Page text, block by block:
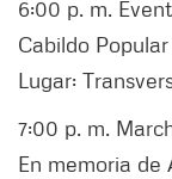
6:00 p. m.
Cabildo
Lugar:
7:00 p. m.
En memoria de